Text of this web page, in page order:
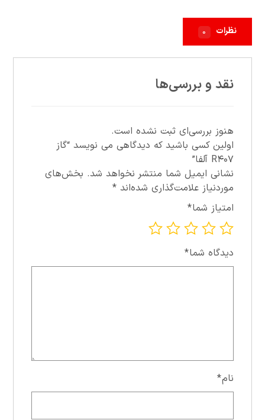
نظرات ۰
نقد و بررسی‌ها
هنوز بررسی‌ای ثبت نشده است.
اولین کسی باشید که دیدگاهی می نویسد “گاز
R۴۰۷ آلفا”
نشانی ایمیل شما منتشر نخواهد شد. بخش‌های
موردنیاز علامت‌گذاری شده‌اند*
امتیاز شما*
دیدگاه شما*
نام*